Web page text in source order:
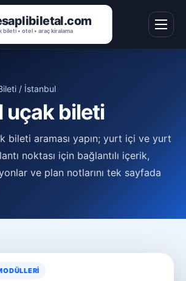
/ İstanbul
uçak bileti
bileti araması yapın; yurt içi ve yurt
noktası için bağlantılı içerik,
ve plan notlarını tek sayfada